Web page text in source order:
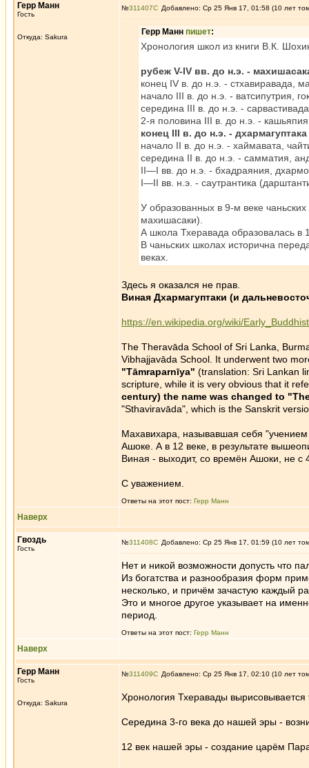
Герр Манн
Гость
Откуда: Sakura
№311407 Добавлено: Ср 25 Янв 17, 01:58 (10 лет
Герр Манн пишет:
Хронология школ из книги В.К.
рубеж V-IV вв. до н.э. -
конец IV в. до н.э. - стхавиравада,
начало III в. до н.э. - ватсипутрия,
середина III в. до н.э. -
2-я половина III в. до н.э. - кашьяпия
конец III в. до н.э. - дхармагуптака
начало II в. до н.э. - хаймавата,
середина II в. до н.э. - самматия,
II—I вв. до н.э. - бхадраяния,
I—II вв. н.э. - саутрантика
У образованных в 9-м веке
махишасаки).
А школа Тхеравада образовалась в
В чаньских школах исторична
веках.
Здесь я оказался не прав.
Виная Дхармагуптаки (и
https://en.wikipedia.org/wiki/
The Theravāda School of Sri Lanka,
Vibhajjavāda School. It underwent two
"Tāmraparnīya" (translation: Sri Lankan
scripture, while it is very obvious that it
century) the name was changed to
"Sthaviravāda", which is the Sanskrit
Махавихара, называвшая себя
Ашоке. А в 12 веке, в результате
Виная - выходит, со времён Ашоки, не с
С уважением.
Ответы на этот пост: Герр Манн
Наверх
Гвоздь
Гость
№311408 Добавлено: Ср 25 Янв 17, 01:59 (10 лет
Нет и никой возможности допусть что
Из богатства и разнообразия форм
несколько, и причём зачастую каждый
Это и многое другое указывает на
период.
Ответы на этот пост: Герр Манн
Наверх
Герр Манн
Гость
Откуда: Sakura
№311409 Добавлено: Ср 25 Янв 17, 02:10 (10 лет
Хронология Тхеравады вырисовывается
Середина 3-го века до нашей эры -
12 век нашей эры - создание царём